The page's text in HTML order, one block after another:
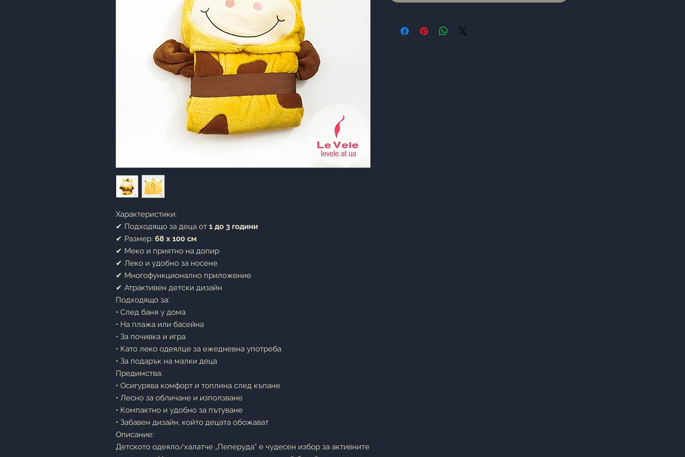
Характеристики:
✔ Подходящо за деца от 1 до 3 години
✔ Размер: 68 x 100 см
✔ Меко и приятно на допир
✔ Леко и удобно за носене
✔ Многофункционално приложение
✔ Атрактивен детски дизайн
Подходящо за:
• След баня у дома
• На плажа или басейна
• За почивка и игра
• Като леко одеялце за ежедневна употреба
• За подарък на малки деца
Предимства:
• Осигурява комфорт и топлина след къпане
• Лесно за обличане и използване
• Компактно и удобно за пътуване
• Забавен дизайн, който децата обожават
Описание:
Детското одеяло/халатче „Пеперуда“ е чудесен избор за активните